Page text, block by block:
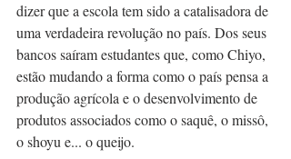
dizer que a escola tem sido a catalisadora de
uma verdadeira revolução no país. Dos seus
bancos saíram estudantes que, como Chiyo,
estão mudando a forma como o país pensa a
produção agrícola e o desenvolvimento de
produtos associados como o saquê, o missô,
o shoyu e... o queijo.